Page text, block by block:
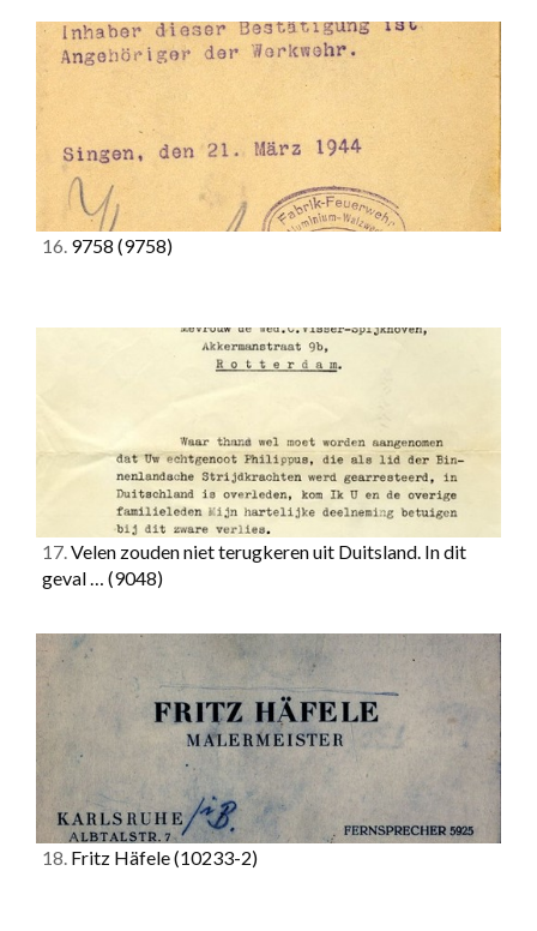
16. 9758 (9758)
17.Velen zouden niet terugkeren uit Duitsland. In dit
geval … (9048)
18. Fritz Häfele(10233-2)